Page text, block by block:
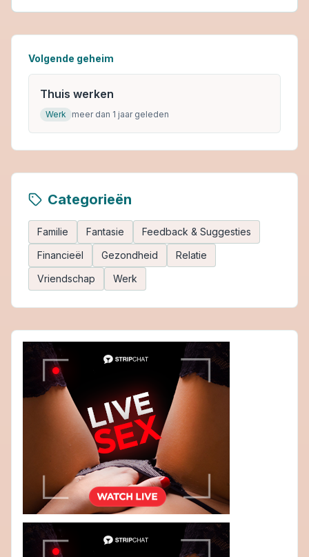
Volgende geheim
Thuis werken
Werk meer dan 1 jaar geleden
Categorieën
Familie Fantasie
Feedback & Suggesties
Financieël
Gezondheid
Relatie
Vriendschap
Werk